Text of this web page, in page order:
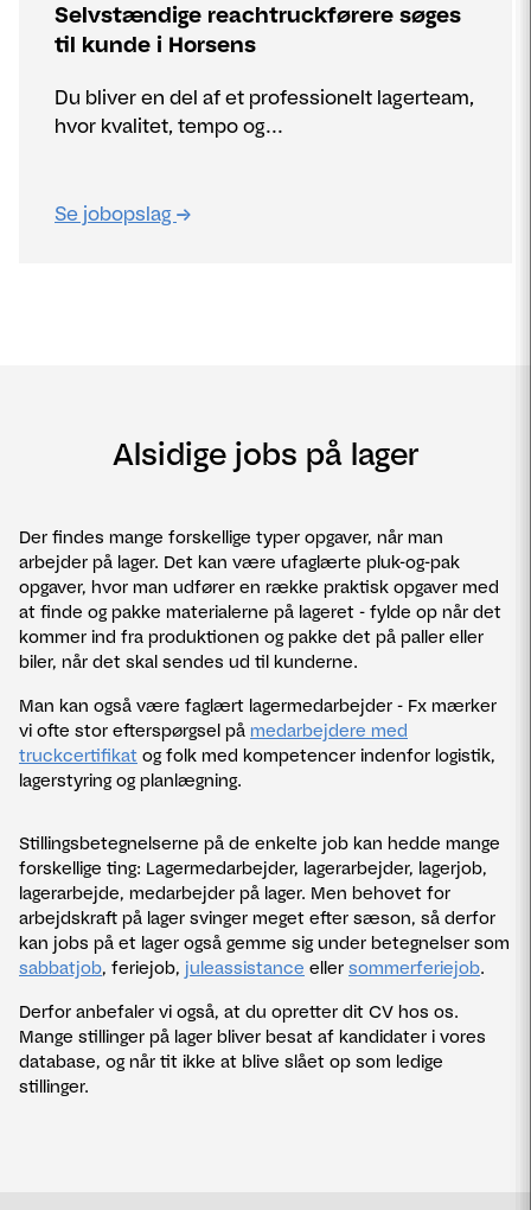
Selvstændige reachtruckførere søges
til kunde i Horsens
Du bliver en del af et professionelt lagerteam,
hvor kvalitet, tempo og...
Se jobopslag
Alsidige jobs på lager
Der findes mange forskellige typer opgaver, når man
arbejder på lager. Det kan være ufaglærte pluk-og-pak
opgaver, hvor man udfører en række praktisk opgaver med
at finde og pakke materialerne på lageret - fylde op når det
kommer ind fra produktionen og pakke det på paller eller
biler, når det skal sendes ud til kunderne.
Man kan også være faglært lagermedarbejder - Fx mærker
vi ofte stor efterspørgsel på medarbejdere med
truckcertifikat og folk med kompetencer indenfor logistik,
lagerstyring og planlægning.
Stillingsbetegnelserne på de enkelte job kan hedde mange
forskellige ting: Lagermedarbejder, lagerarbejder, lagerjob,
lagerarbejde, medarbejder på lager. Men behovet for
arbejdskraft på lager svinger meget efter sæson, så derfor
kan jobs på et lager også gemme sig under betegnelser som
sabbatjob, feriejob, juleassistance eller sommerferiejob.
Derfor anbefaler vi også, at du opretter dit CV hos os.
Mange stillinger på lager bliver besat af kandidater i vores
database, og når tit ikke at blive slået op som ledige
stillinger.